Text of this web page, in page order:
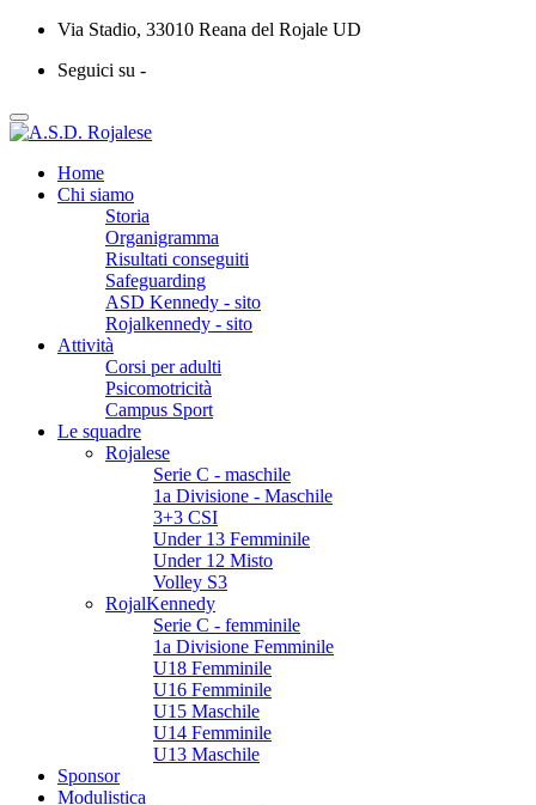
Via Stadio, 33010 Reana del Rojale UD
Seguici su -
Home
Chi siamo
Storia
Organigramma
Risultati conseguiti
Safeguarding
ASD Kennedy - sito
Rojalkennedy - sito
Attività
Corsi per adulti
Psicomotricità
Campus Sport
Le squadre
Rojalese
Serie C - maschile
1a Divisione - Maschile
3+3 CSI
Under 13 Femminile
Under 12 Misto
Volley S3
RojalKennedy
Serie C - femminile
1a Divisione Femminile
U18 Femminile
U16 Femminile
U15 Maschile
U14 Femminile
U13 Maschile
Sponsor
Modulistica